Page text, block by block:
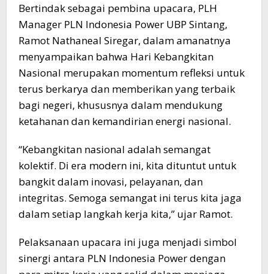
Bertindak sebagai pembina upacara, PLH
Manager PLN Indonesia Power UBP Sintang,
Ramot Nathaneal Siregar, dalam amanatnya
menyampaikan bahwa Hari Kebangkitan
Nasional merupakan momentum refleksi untuk
terus berkarya dan memberikan yang terbaik
bagi negeri, khususnya dalam mendukung
ketahanan dan kemandirian energi nasional.
“Kebangkitan nasional adalah semangat
kolektif. Di era modern ini, kita dituntut untuk
bangkit dalam inovasi, pelayanan, dan
integritas. Semoga semangat ini terus kita jaga
dalam setiap langkah kerja kita,” ujar Ramot.
Pelaksanaan upacara ini juga menjadi simbol
sinergi antara PLN Indonesia Power dengan